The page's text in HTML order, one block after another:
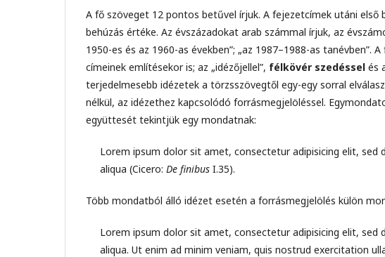
A fő szöveget 12 pontos betűvel írjuk. A fejezetcímek utáni első
behúzás értéke. Az évszázadokat arab számmal írjuk, az
1950-es és az 1960-as években”; „az 1987–1988-as tanévben”.
címeinek említésekor is; az „idézőjellel”, félkövér szedéssel és
terjedelmesebb idézetek a törzsszövegtől egy-egy sorral
nélkül, az idézethez kapcsolódó forrásmegjelöléssel.
együttesét tekintjük egy mondatnak:
Lorem ipsum dolor sit amet, consectetur adipisicing elit,
aliqua (Cicero: De finibus I.35).
Több mondatból álló idézet esetén a forrásmegjelölés külön
Lorem ipsum dolor sit amet, consectetur adipisicing elit,
aliqua. Ut enim ad minim veniam, quis nostrud exercitation